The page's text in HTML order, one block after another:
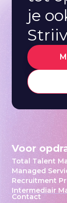
je
Voor
Total Talent
Managed
Recruitment
Intermediair
Contact